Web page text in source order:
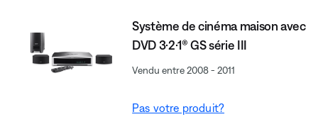
Système de cinéma maison avec
DVD 3·2·1® GS série III
Vendu entre 2008 - 2011
Pas votre produit?